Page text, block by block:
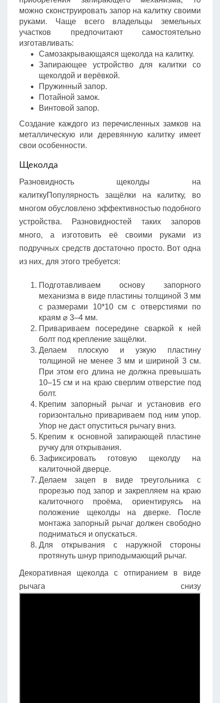
можно сконструировать запор на калитку своими
руками. Чаще всего владельцы земельных
участков предпочитают самостоятельно
изготавливать:
Самозакрывающаяся щеколда на калитку.
Запирающее устройство для калитки со
щеколдой и верёвкой.
Пружинный запор.
Потайной замок.
Винтовой запор.
Создание каждого из перечисленных замков на
металлическую или деревянную калитку имеет
свои особенности.
Щеколда
Разновидность щеколды на
калиткуПопулярность защёлки на калитку, во
многом обусловлено эффективностью подобного
устройства. Разновидностей таких запоров
много, а изготовить её своими руками из
подручных средств достаточно просто. Вот одна
из них, для этого требуется:
Подготавливаем основу запорного
механизма в виде пластины толщиной 3 мм
с размерами 10*10 см с отверстиями по
краям ⌀ 3–4 мм.
Привариваем посередине сваркой к ней
болт под крепление защёлки.
Делаем плоскую и узкую пластину
толщиной не менее 3 мм и шириной 3 см.
При этом его длина не должна превышать
10–15 см и на краю сверлим отверстие под
болт.
Крепим запорный рычаг и установив его
горизонтально привариваем под ним упор.
Упор не даст опуститься рычагу вниз.
Крепим к основной запирающей пластине
ручку для открывания.
Зафиксировать готовую щеколду на
калиточной дверце.
Делаем зацеп в виде треугольника с
прорезью под запор и закрепляем на краю
калиточного проёма, ориентируясь на
положение щеколды на дверке. После
монтажа запорный рычаг должен свободно
подниматься и опускаться.
Для открывания с наружной стороны
протянуть шнур приподымающий рычаг.
Декоративная щеколда с отпиранием в виде
рычага снизу